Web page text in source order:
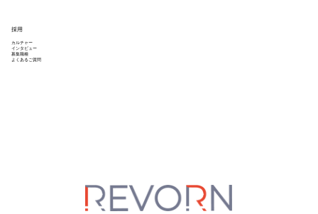
採用
カルチャー
インタビュー
募集職種
よくあるご質問